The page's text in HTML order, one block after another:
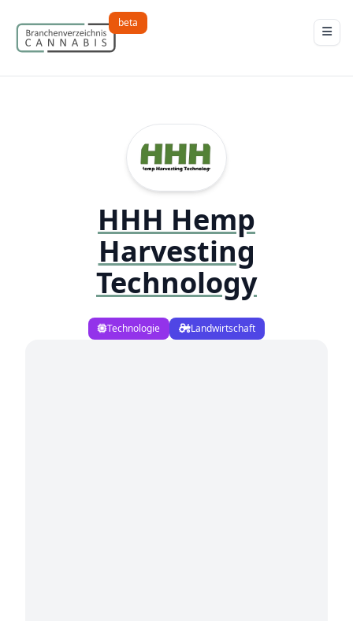
beta
HHH Hemp
Harvesting
Technology
Technologie Landwirtschaft